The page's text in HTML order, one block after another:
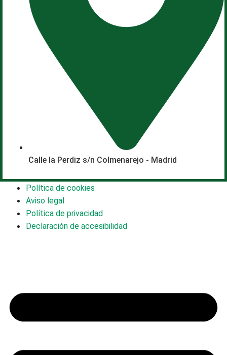
Calle la Perdiz s/n Colmenarejo - Madrid
Política de cookies
Aviso legal
Política de privacidad
Declaración de accesibilidad